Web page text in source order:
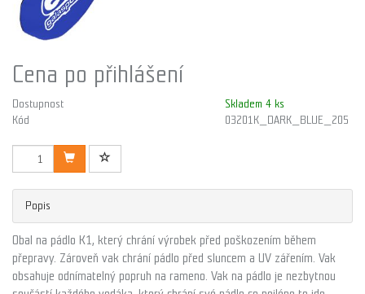
Cena po přihlášení
Dostupnost
Skladem 4 ks
Kód
03201K_DARK_BLUE_205
Popis
Obal na pádlo K1, který chrání výrobek před poškozením během
přepravy. Zároveň vak chrání pádlo před sluncem a UV zářením. Vak
obsahuje odnímatelný popruh na rameno. Vak na pádlo je nezbytnou